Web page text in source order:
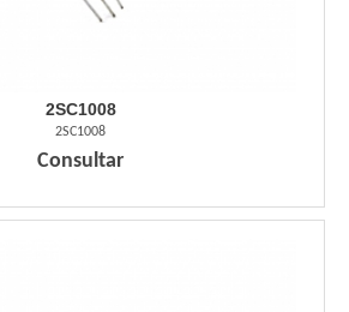
2SC1008
2SC1008
Consultar